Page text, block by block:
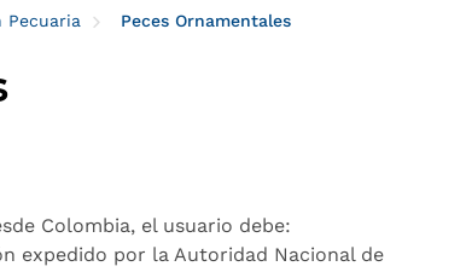
Pecuaria Peces Ornamentales
Colombia, el usuario debe:
expedido por la Autoridad Nacional de